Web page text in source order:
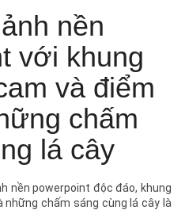
nền
với khung
và điểm
chấm
lá cây
nền powerpoint độc đáo, khung
những chấm sáng cùng lá cây là